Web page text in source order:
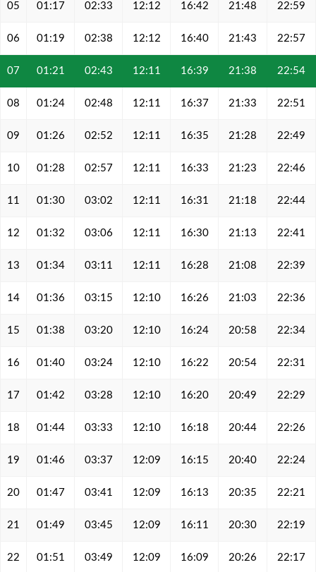
05 01:17 02:33 12:12 16:42 21:48 22:59
06 01:19 02:38 12:12 16:40 21:43 22:57
07 01:21 02:43 12:11 16:39 21:38 22:54
08 01:24 02:48 12:11 16:37 21:33 22:51
09 01:26 02:52 12:11 16:35 21:28 22:49
10 01:28 02:57 12:11 16:33 21:23 22:46
11 01:30 03:02 12:11 16:31 21:18 22:44
12 01:32 03:06 12:11 16:30 21:13 22:41
13 01:34 03:11 12:11 16:28 21:08 22:39
14 01:36 03:15 12:10 16:26 21:03 22:36
15 01:38 03:20 12:10 16:24 20:58 22:34
16 01:40 03:24 12:10 16:22 20:54 22:31
17 01:42 03:28 12:10 16:20 20:49 22:29
18 01:44 03:33 12:10 16:18 20:44 22:26
19 01:46 03:37 12:09 16:15 20:40 22:24
20 01:47 03:41 12:09 16:13 20:35 22:21
21 01:49 03:45 12:09 16:11 20:30 22:19
22 01:51 03:49 12:09 16:09 20:26 22:17